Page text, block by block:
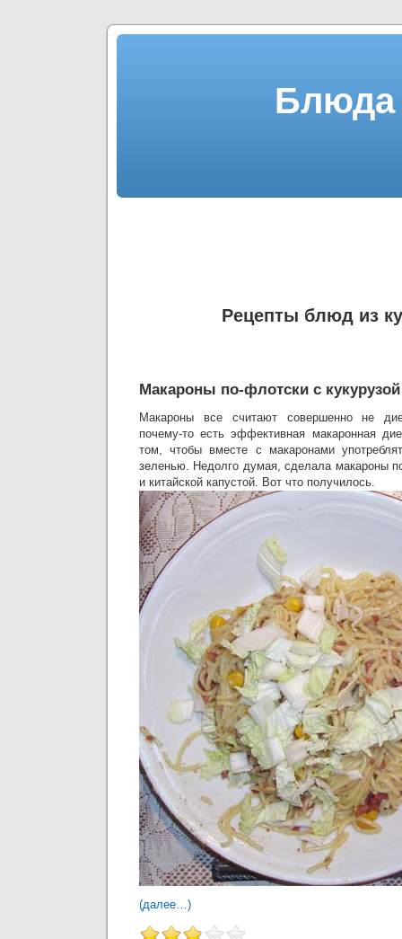
Блюда
Рецепты блюд из
Макароны по-флотски с кукурузой
Макароны все считают совершенно не
почему-то есть эффективная макаронная
том, чтобы вместе с макаронами
зеленью. Недолго думая, сделала макароны
и китайской капустой. Вот что получилось.
(далее…)